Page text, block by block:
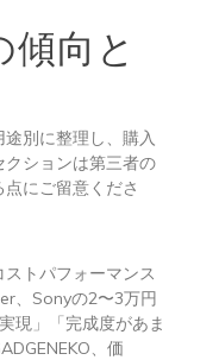
向と
別に整理し、購入
ションは第三者の
にご留意くださ
トパフォーマンス
、Sonyの2〜3万円
現」「完成度があま
、価